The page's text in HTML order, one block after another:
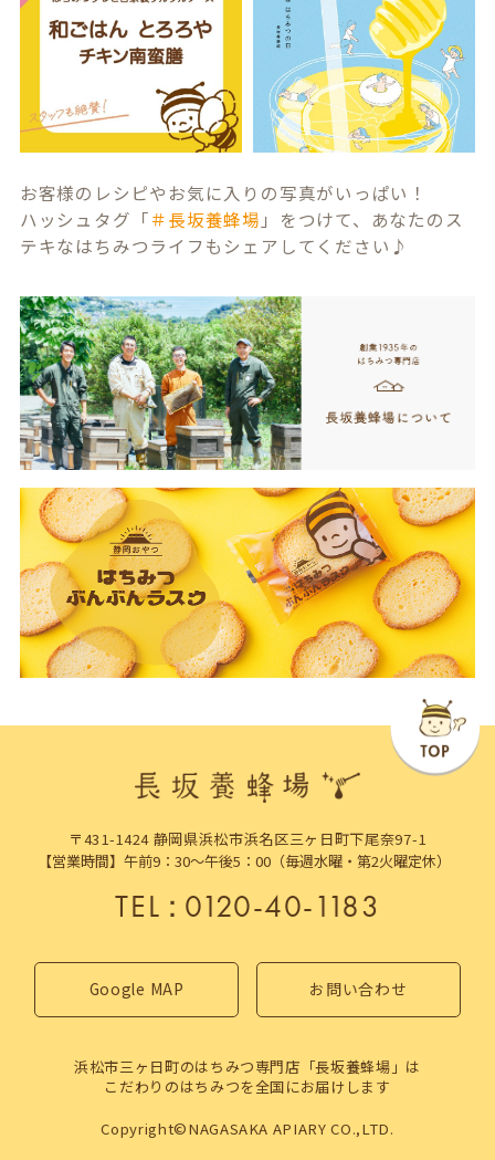
お客様のレシピやお気に入りの写真がいっぱい！
ハッシュタグ「＃長坂養蜂場 」をつけて、あなたのス
テキなはちみつライフもシェアしてください♪
〒431-1424 静岡県浜松市浜名区三ヶ日町下尾奈97-1
【営業時間】午前9：30～午後5：00（毎週水曜・第2火曜定休）
TEL：0120-40-1183
Google MAP お問い合わせ
浜松市三ヶ日町のはちみつ専門店「長坂養蜂場」は
こだわりのはちみつを全国にお届けします
Copyright©NAGASAKA APIARY CO.,LTD.